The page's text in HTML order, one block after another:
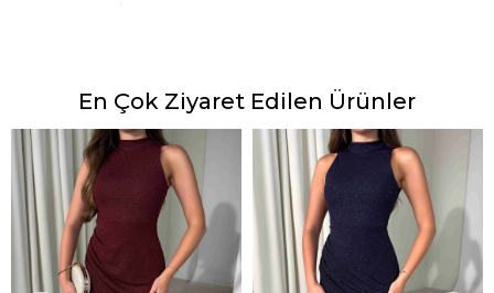
En Çok Ziyaret Edilen Ürünler